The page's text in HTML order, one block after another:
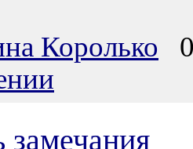
Королько
замечания